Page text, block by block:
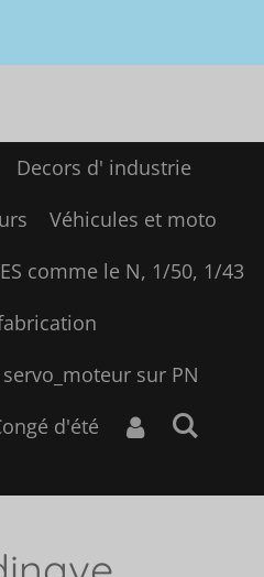
Decors d' industrie
Véhicules et moto
comme le N, 1/50, 1/43
sur PN
d'été